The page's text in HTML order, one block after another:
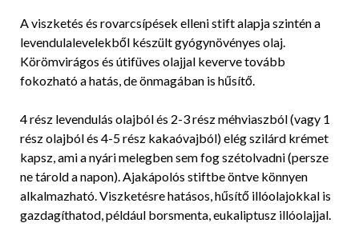
A viszketés és rovarcsípések elleni stift alapja szintén a
levendulalevelekből készült gyógynövényes olaj.
Körömvirágos és útifüves olajjal keverve tovább
fokozható a hatás, de önmagában is hűsítő.
4 rész levendulás olajból és 2-3 rész méhviaszból (vagy 1
rész olajból és 4-5 rész kakaóvajból) elég szilárd krémet
kapsz, ami a nyári melegben sem fog szétolvadni (persze
ne tárold a napon). Ajakápolós stiftbe öntve könnyen
alkalmazható. Viszketésre hatásos, hűsítő illóolajokkal is
gazdagíthatod, például borsmenta, eukaliptusz illóolajjal.